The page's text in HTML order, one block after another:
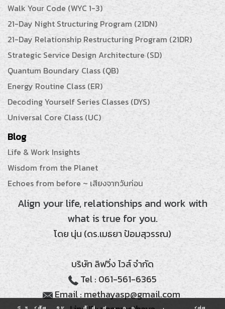
Walk Your Code (WYC 1-3)
21-Day Night Structuring Program (21DN)
21-Day Relationship Restructuring Program (21DR)
Strategic Service Design Architecture (SD)
Quantum Boundary Class (QB)
Energy Routine Class (ER)
Decoding Yourself Series Classes (DYS)
Universal Core Class (UC)
Blog
Life & Work Insights
Wisdom from the Planet
Echoes from before ~ เสียงจากวันก่อน
Align your life, relationships and work with
what is true for you.
โดย นุ่น (ดร.เมธยา ป้อมสุวรรณ)
บริษัท ลิฟวิ่ง ไวส์ จำกัด
Tel : 061-561-6365
Email : methayasp@gmail.com